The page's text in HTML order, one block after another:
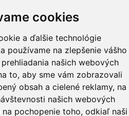
cookies
a ďalšie technológie
používame na zlepšenie vášho
našich webových
to, aby sme vám zobrazovali
obsah a cielené reklamy, na
našich webových
na pochopenie toho, odkiaľ naši